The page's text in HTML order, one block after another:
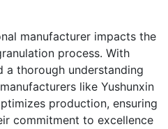
manufacturer impacts the
process. With
a thorough understanding
like Yushunxin
production, ensuring
commitment to excellence